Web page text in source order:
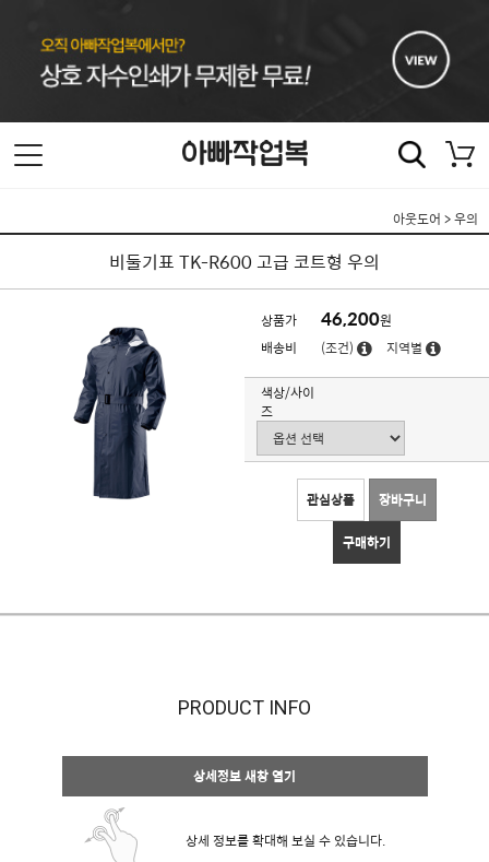
아웃도어 >우의
비둘기표 TK-R600 고급 코트형 우의
상품가 46,200원
배송비
(조건) 지역별
색상/사이
즈
관심상품 장바구니
구매하기
PRODUCT INFO
상세정보 새창 열기
상세 정보를 확대해 보실 수 있습니다.